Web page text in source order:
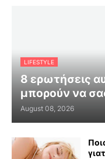
LIFESTYLE
8 ερωτήσεις
μπορούν να
August 08, 2026